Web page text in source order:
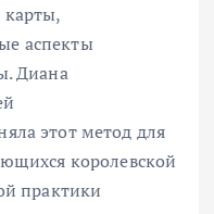
карты,
аспекты
Диана
этот метод для
королевской
практики